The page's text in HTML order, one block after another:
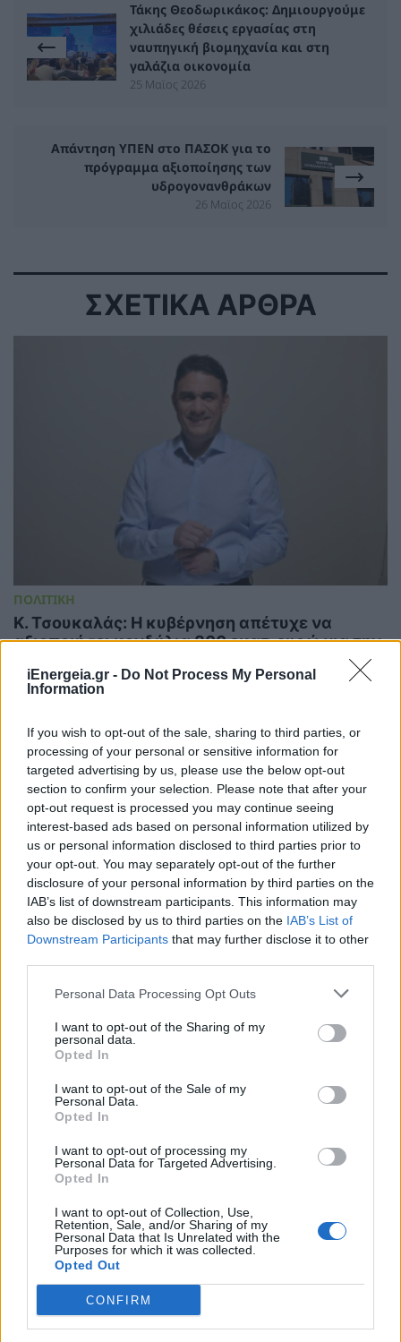
iEnergeia.gr - Do Not Process My Personal
Information
If you wish to opt-out of the sale, sharing to third parties, or
processing of your personal or sensitive information for
targeted advertising by us, please use the below opt-out
section to confirm your selection. Please note that after your
opt-out request is processed you may continue seeing
interest-based ads based on personal information utilized by
us or personal information disclosed to third parties prior to
your opt-out. You may separately opt-out of the further
disclosure of your personal information by third parties on the
IAB’s list of downstream participants. This information may
also be disclosed by us to third parties on the IAB’s List of
Downstream Participants that may further disclose it to other
Personal Data Processing Opt Outs
I want to opt-out of the Sharing of my
personal data.
Opted In
I want to opt-out of the Sale of my
Personal Data.
Opted In
I want to opt-out of processing my
Personal Data for Targeted Advertising.
Opted In
I want to opt-out of Collection, Use,
Retention, Sale, and/or Sharing of my
Personal Data that Is Unrelated with the
Purposes for which it was collected.
Opted Out
CONFIRM
Τάκης Θεοδωρικάκος: Δημιουργούμε
χιλιάδες θέσεις εργασίας στη
ναυπηγική βιομηχανία και στη
γαλάζια οικονομία
25 Μαϊος 2026
Απάντηση YΠΕΝ στο ΠΑΣΟΚ για το
πρόγραμμα αξιοποίησης των
υδρογονανθράκων
26 Μαϊος 2026
ΣΧΕΤΙΚΑ ΑΡΘΡΑ
ΠΟΛΙΤΙΚΗ
Κ. Τσουκαλάς: Η κυβέρνηση απέτυχε να
αξιοποιήσει κονδύλια 800 εκατ. ευρώ για την
07/08/2026 - 14:57
ΠΟΛΙΤΙΚΗ
Διαφυγής στους πολίτες
07/08/2026 - 12:13
ΠΟΛΙΤΙΚΗ
Κουκουλόπουλος: Τελευταία η Δυτική